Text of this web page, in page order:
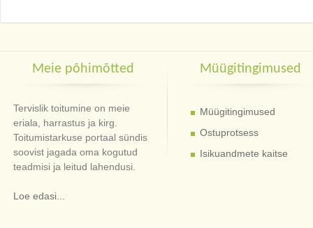
Meie põhimõtted
Tervislik toitumine on meie
eriala, harrastus ja kirg.
Toitumistarkuse portaal sündis
soovist jagada oma kogutud
teadmisi ja leitud lahendusi.
Loe edasi...
Müügitingimused
Müügitingimused
Ostuprotsess
Isikuandmete kaitse